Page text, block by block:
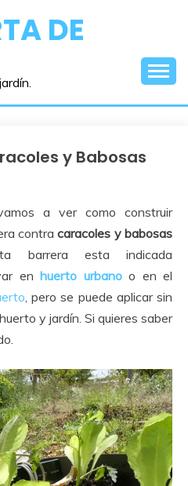
DE
y Babosas
a ver como construir
contracaracoles y babosas
barrera esta indicada
en huerto urbanoo en el
, pero se puede aplicar sin
y jardín. Si quieres saber